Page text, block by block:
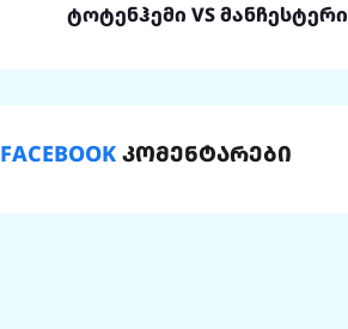
ტოტენჰემი VS მანჩესტერი
FACEBOOK კომენტარები